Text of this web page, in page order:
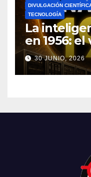
DIVULGACIÓN
TECNOLOGÍA
La
en 1956:
de la IA
mundo
30 JUNIO, 2026